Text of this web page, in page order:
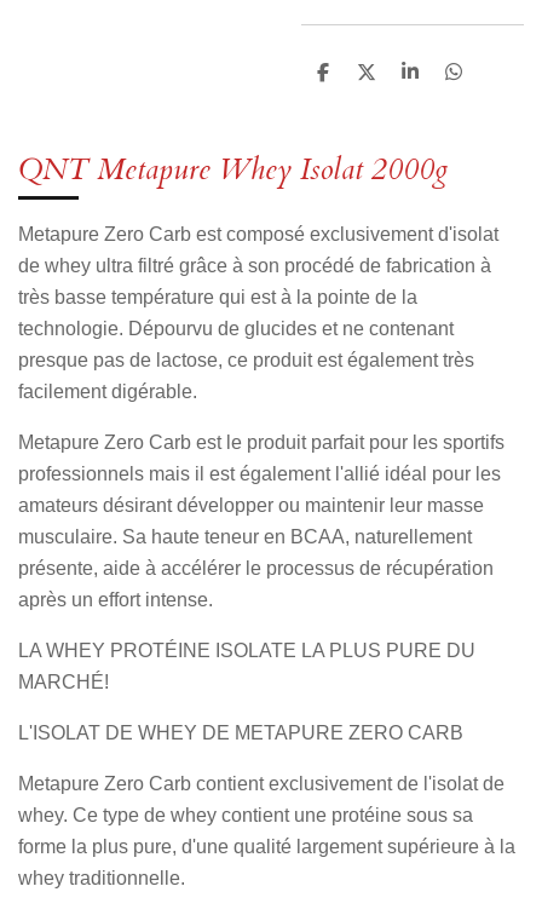
P
g
P
g
P
a
g
P
QNT Metapure Whey Isolat 2000g
Metapure Zero Carb est composé exclusivement d'isolat
de whey ultra filtré grâce à son procédé de fabrication à
très basse température qui est à la pointe de la
technologie. Dépourvu de glucides et ne contenant
presque pas de lactose, ce produit est également très
facilement digérable.
Metapure Zero Carb est le produit parfait pour les sportifs
professionnels mais il est également l'allié idéal pour les
amateurs désirant développer ou maintenir leur masse
musculaire. Sa haute teneur en BCAA, naturellement
présente, aide à accélérer le processus de récupération
après un effort intense.
LA WHEY PROTÉINE ISOLATE LA PLUS PURE DU
MARCHÉ!
L'ISOLAT DE WHEY DE METAPURE ZERO CARB
Metapure Zero Carb contient exclusivement de l'isolat de
whey. Ce type de whey contient une protéine sous sa
forme la plus pure, d'une qualité largement supérieure à la
whey traditionnelle.